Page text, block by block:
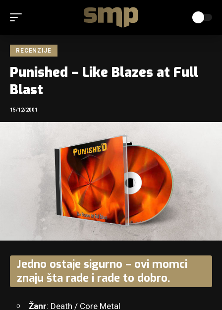
RECENZIJE
Punished – Like Blazes at Full
Blast
15/12/2001
Jedno ostaje sigurno – ovi momci
znaju šta rade i rade to dobro.
Žanr: Death / Core Metal